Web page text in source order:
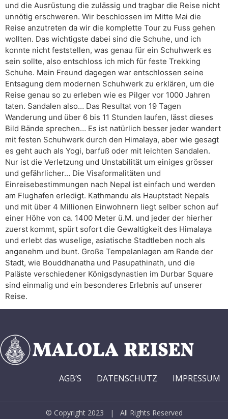
und die Ausrüstung die zulässig und tragbar die Reise nicht
unnötig erschweren. Wir beschlossen im Mitte Mai die
Reise anzutreten da wir die komplette Tour zu Fuss gehen
wollten. Das wichtigste dabei sind die Schuhe, und ich
konnte nicht feststellen, was genau für ein Schuhwerk es
sein sollte, also entschloss ich mich für feste Trekking
Schuhe. Mein Freund dagegen war entschlossen seine
Entsagung dem modernen Schuhwerk zu erklären, um die
Reise genau so zu erleben wie es Pilger vor 1000 Jahren
taten. Sandalen also… Das Resultat von 19 Tagen
Wanderung und über 6 bis 11 Stunden laufen, lässt dieses
Bild Bände sprechen… Es ist natürlich besser jeder wandert
mit festen Schuhwerk durch den Himalaya, aber wie gesagt
es geht auch als Yogi, barfuß oder mit leichten Sandalen.
Nur ist die Verletzung und Unstabilität um einiges grösser
und gefährlicher… Die Visaformalitäten und
Einreisebestimmungen nach Nepal ist einfach und werden
am Flughafen erledigt. Kathmandu als Hauptstadt Nepals
und mit über 4 Millionen Einwohnern liegt selber schon auf
einer Höhe von ca. 1400 Meter ü.M. und jeder der hierher
zuerst kommt, spürt sofort die Gewaltigkeit des Himalaya
und erlebt das wuselige, asiatische Stadtleben noch als
angenehm und bunt. Große Tempelanlagen am Rande der
Stadt, wie Bouddhanatha und Pasupathinath, und die
Paläste verschiedener Königsdynastien im Durbar Square
sind einmalig und ein besonderes Erlebnis auf unserer
Reise.
AGB’S DATENSCHUTZ IMPRESSUM
© Copyright 2023 | All Rights Reserved